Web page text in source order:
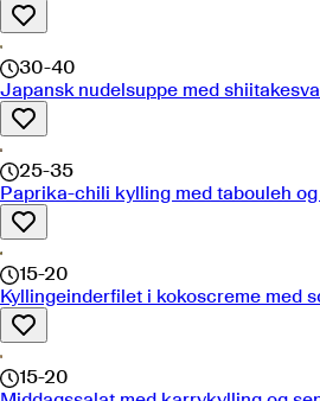
30-40
Japansk nudelsuppe med
25-35
Paprika-chili kylling med tabouleh
15-20
Kyllingeinderfilet i kokoscreme med
15-20